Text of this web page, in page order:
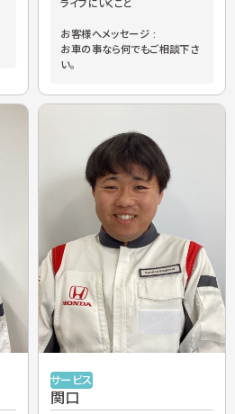
ライブにいくこと
お客様へメッセージ :
お車の事なら何でもご相談下さ
い。
サービス
関口